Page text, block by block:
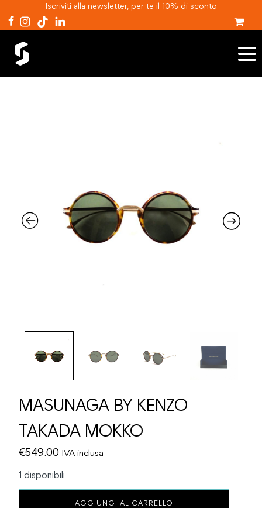
Iscriviti alla newsletter, per te il 10% di sconto
MASUNAGA BY KENZO
TAKADA MOKKO
€549.00 IVA inclusa
1 disponibili
AGGIUNGI AL CARRELLO